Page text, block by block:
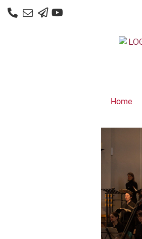
Home